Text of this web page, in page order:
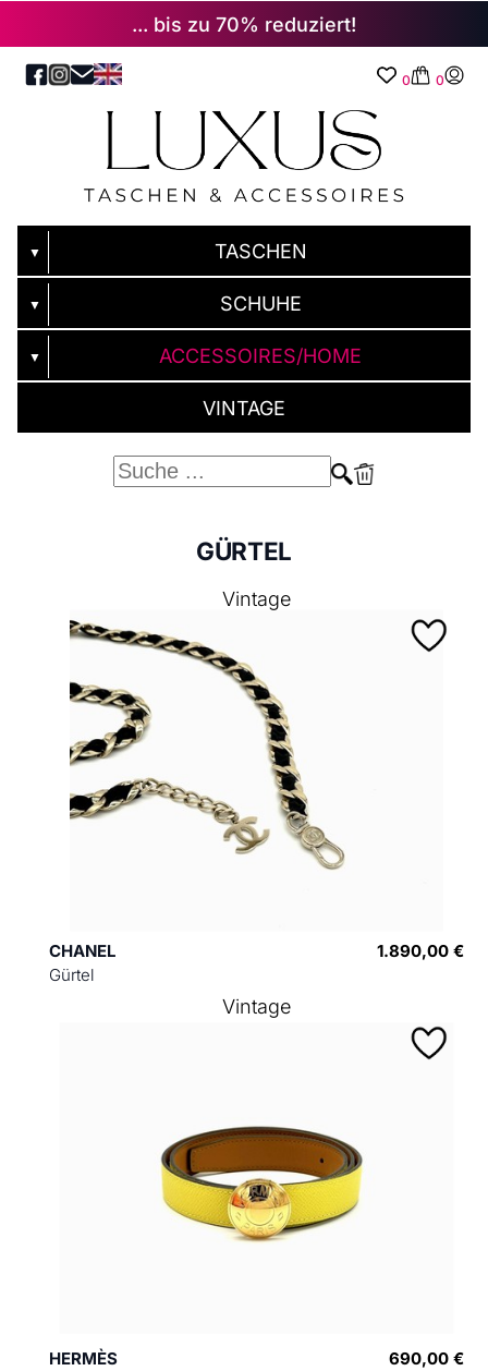
... bis zu 70% reduziert!
0 0
▼ TASCHEN
▼ SCHUHE
▼ ACCESSOIRES/HOME
VINTAGE
GÜRTEL
CHANEL
Gürtel
1.890,00 €
Vintage
HERMÈS
690,00 €
Vintage